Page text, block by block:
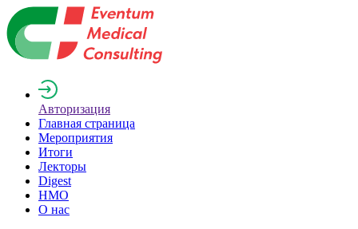
Авторизация
Главная страница
Мероприятия
Итоги
Лекторы
Digest
НМО
О нас